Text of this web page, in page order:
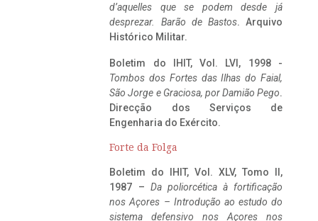
d’aquelles que se podem desde já
desprezar. Barão de Bastos. Arquivo
Histórico Militar.
Boletim do IHIT, Vol. LVI, 1998 -
Tombos dos Fortes das Ilhas do Faial,
São Jorge e Graciosa, por Damião Pego.
Direcção dos Serviços de
Engenharia do Exército.
Forte da Folga
Boletim do IHIT, Vol. XLV, Tomo II,
1987 – Da poliorcética à fortificação
nos Açores – Introdução ao estudo do
sistema defensivo nos Açores nos